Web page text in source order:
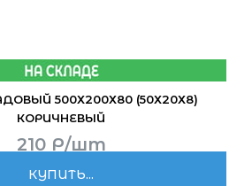
500Х200Х80 (50Х20Х8)
КОРИЧНЕВЫЙ
210 Р/шт
КУПИТЬ...